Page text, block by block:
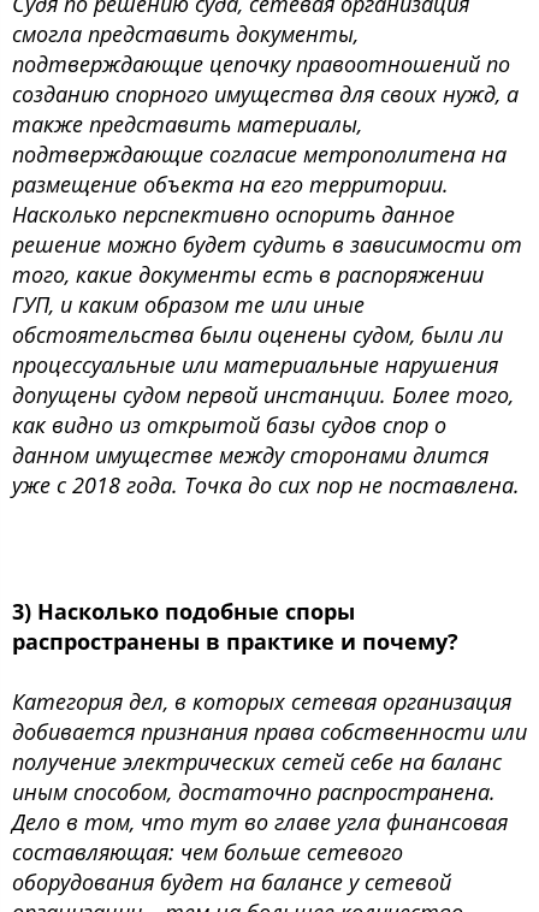
смогла представить документы,
подтверждающие цепочку правоотношений по
созданию спорного имущества для своих нужд, а
также представить материалы,
подтверждающие согласие метрополитена на
размещение объекта на его территории.
Насколько перспективно оспорить данное
решение можно будет судить в зависимости от
того, какие документы есть в распоряжении
ГУП, и каким образом те или иные
обстоятельства были оценены судом, были ли
процессуальные или материальные нарушения
допущены судом первой инстанции. Более того,
как видно из открытой базы судов спор о
данном имуществе между сторонами длится
уже с 2018 года. Точка до сих пор не поставлена.
3) Насколько подобные споры
распространены в практике и почему?
Категория дел, в которых сетевая организация
добивается признания права собственности или
получение электрических сетей себе на баланс
иным способом, достаточно распространена.
Дело в том, что тут во главе угла финансовая
составляющая: чем больше сетевого
оборудования будет на балансе у сетевой